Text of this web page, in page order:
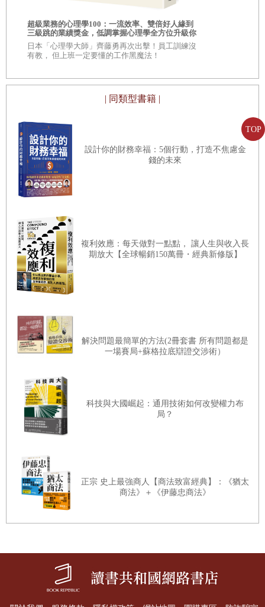
TOP
超級業務的心理學100：一流效率、雙倍好人緣到
三級跳的業績獎金，低調掌握心理學全方位升級你
的競爭力
日本「心理學大師」齊藤勇再次出擊！員工訓練沒
有教， 但上班一定要懂的工作黑魔法！
| 同類型書籍 |
設計你的財務幸福：5個行動，打造不焦慮金
錢的未來
複利效應：每天做對一點點， 讓人生與收入長
期放大【全球暢銷150萬冊・經典新修版】
解決問題最簡單的方法(2冊套書 所有問題都是
一場賽局+蘇格拉底辯證交涉術）
科技與大國崛起：通用技術如何改變權力布
局？
正宗 史上最強商人【商法致富經典】：《猶太
商法》＋《伊藤忠商法》